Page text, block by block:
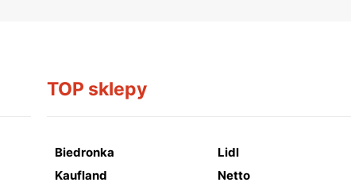
TOP sklepy
Biedronka Lidl
Kaufland
Netto